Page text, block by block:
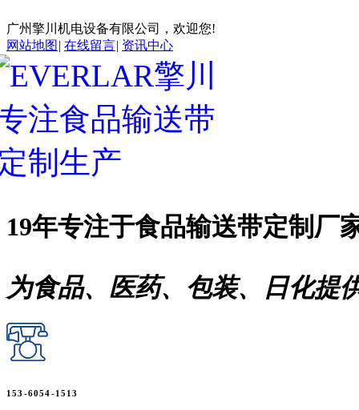
广州擎川机电设备有限公司，欢迎您!
网站地图 | 在线留言| 资讯中心
19年专注于食品输送带定制厂
为食品、医药、包装、日化提
153-6054-1513